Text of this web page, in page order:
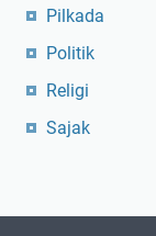
Pilkada
Politik
Religi
Sajak